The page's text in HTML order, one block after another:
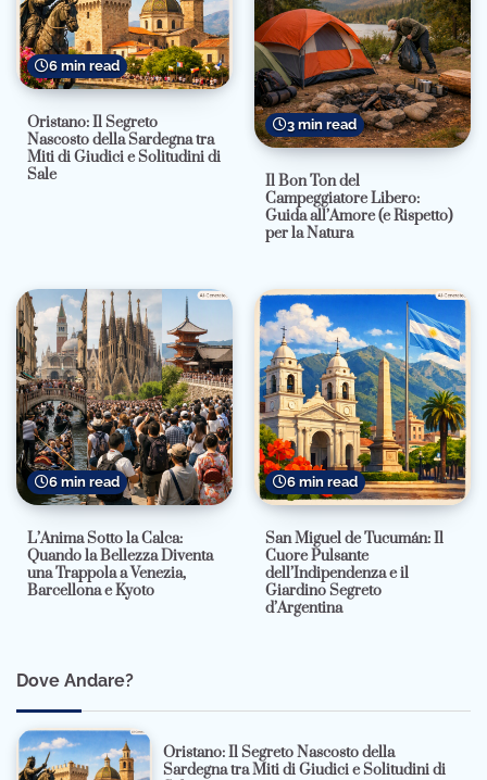
6 min read
Oristano: Il Segreto
Nascosto della Sardegna tra
Miti di Giudici e Solitudini di
Sale
3 min read
Il Bon Ton del
Campeggiatore Libero:
Guida all’Amore (e Rispetto)
per la Natura
6 min read
L’Anima Sotto la Calca:
Quando la Bellezza Diventa
una Trappola a Venezia,
Barcellona e Kyoto
6 min read
San Miguel de Tucumán: Il
Cuore Pulsante
dell’Indipendenza e il
Giardino Segreto
d’Argentina
Dove Andare?
Oristano: Il Segreto Nascosto della
Sardegna tra Miti di Giudici e Solitudini di